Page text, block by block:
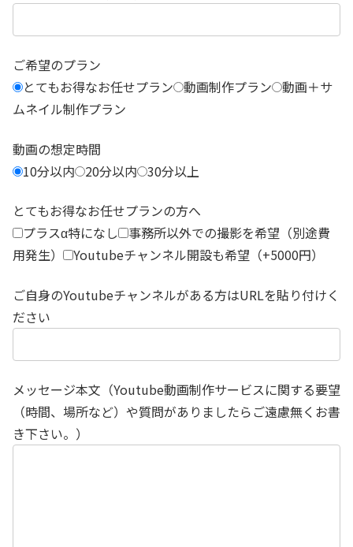
ご希望のプラン
とてもお得なお任せプラン 動画制作プラン 動画＋サ
ムネイル制作プラン
動画の想定時間
10分以内
20分以内 30分以上
とてもお得なお任せプランの方へ
プラスα特になし
事務所以外での撮影を希望（別途費
用発生）
Youtubeチャンネル開設も希望（+5000円）
ご自身のYoutubeチャンネルがある方はURLを貼り付けく
ださい
メッセージ本文（Youtube動画制作サービスに関する要望
（時間、場所など）や質問がありましたらご遠慮無くお書
き下さい。）